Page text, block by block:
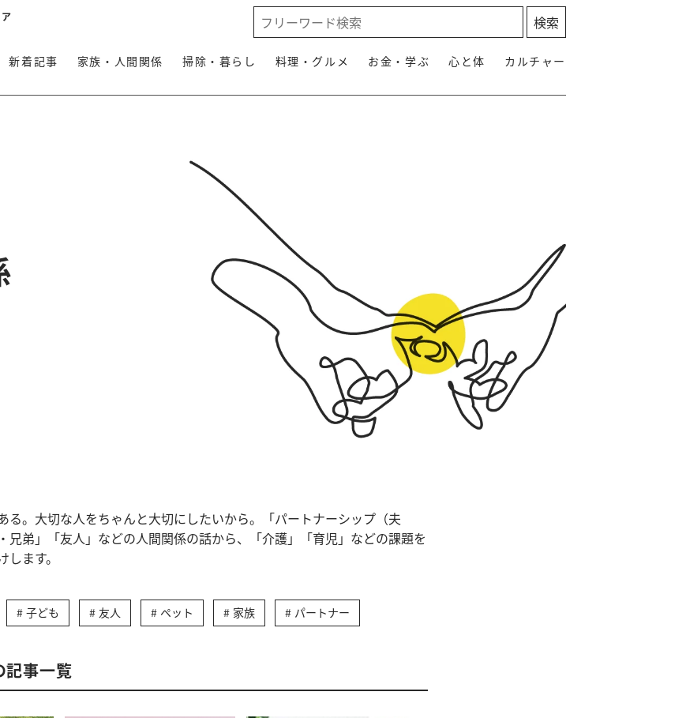
新着記事 家族・人間関係 掃除・暮らし 料理・グルメ お金・学ぶ 心と体 カルチャー
る。大切な人をちゃんと大切にしたいから。「パートナーシップ（夫
兄弟」「友人」などの人間関係の話から、「介護」「育児」などの課題を
ます。
子ども 友人 ペット 家族 パートナー
記事一覧